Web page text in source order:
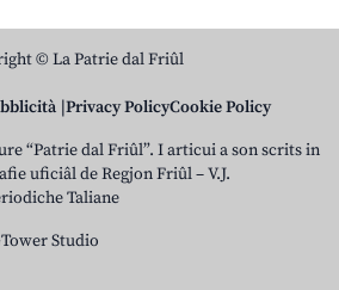
© La Patrie dal Friûl
Privacy PolicyCookie Policy
“Patrie dal Friûl”. I articui a son scrits in
uficiâl de Regjon Friûl – V.J.
Taliane
Studio